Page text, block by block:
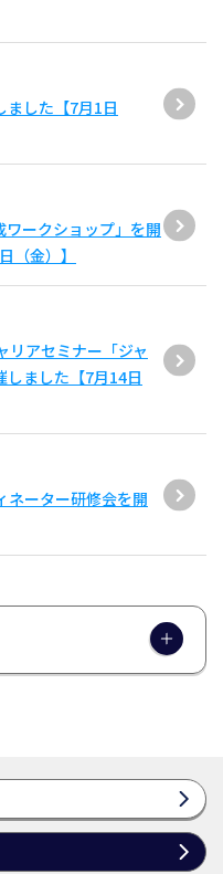
ました【7月1日
ワークショップ」を開
（金）】
リアセミナー「ジャ
しました【7月14日
ネーター研修会を開